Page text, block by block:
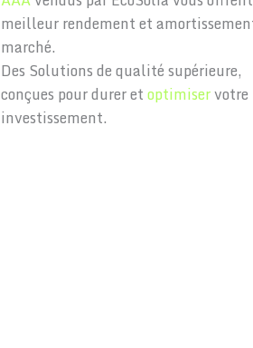
meilleur rendement et
marché.
Des Solutions de qualité supérieure,
conçues pour durer etoptimiservotre
investissement.